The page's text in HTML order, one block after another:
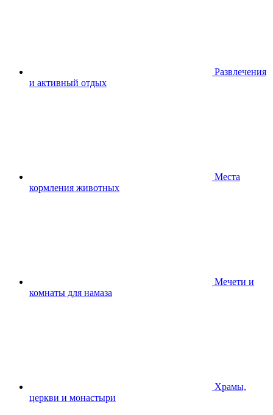
Развлечения
и активный отдых
Места
кормления животных
Мечети и
комнаты для намаза
Храмы,
церкви и монастыри